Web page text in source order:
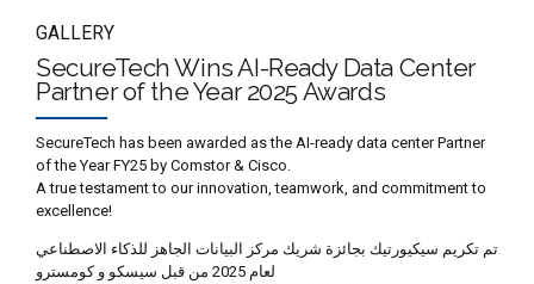
GALLERY
SecureTech Wins AI-Ready Data Center
Partner of the Year 2025 Awards
SecureTech has been awarded as the AI-ready data center Partner
of the Year FY25 by Comstor & Cisco.
A true testament to our innovation, teamwork, and commitment to
excellence!
تم تكريم سيكيورتيك بجائزة شريك مركز البيانات الجاهز للذكاء الاصطناعي
لعام 2025 من قبل سيسكو و كومسترو